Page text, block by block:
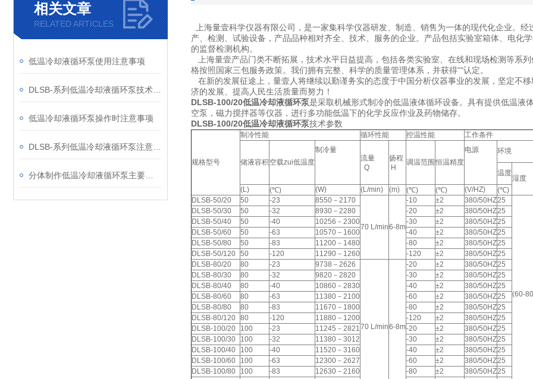
相关文章
RELATED ARTICLES
低温冷却液循环泵使用注意事项
低温冷却液循环泵操作时注意事项
上海量壹科学仪器有限公司，是一家集科学仪器研发、制造、销售为一体的现代化企业。
产、检测、试验设备，产品品种相对齐全、技术、服务的企业。产品包括实验室箱体、电化
的监督检测机构。
上海量壹产品门类不断拓展，技术水平日益提高，包括各类实验室、在线和现场检测等系
格按照国家三包服务政策。我们拥有完整、科学的质量管理体系，并获得“"认定。
在新的发展征途上，量壹人将继续以勤谨务实的态度于中国分析仪器事业的发展，坚定不
济的发展、提高人民生活质量而努力！
DLSB-100/20低温冷却液循环泵是采取机械形式制冷的低温液体循环设备。具有提供低温液
空泵，磁力搅拌器等仪器，进行多功能低温下的化学反应作业及药物储存。
DLSB-100/20低温冷却液循环泵技术参数
规格型号
制冷性能 循环性能 控温性能 工作条件
储液容积 空载zui低温度
制冷量
流量
Q
扬程
H
调温范围恒温精度
电源 环境
温度
湿度
(L)
(℃) (W) (L/min) (m) (℃) (℃) (V/HZ) (℃)
DLSB-50/20
50 -23 8550－2170
70 L/min6-8m
-10 ±2 380/50HZ25
(60-
DLSB-50/30
50 -32 8930－2280 -20 ±2 380/50HZ25
DLSB-50/40
50 -40 10256－2300 -30 ±2 380/50HZ25
DLSB-50/60
50 -63 10570－1600 -40 ±2 380/50HZ25
DLSB-50/80
50 -83 11200－1480 -80 ±2 380/50HZ25
DLSB-50/120 50 -120 11290－1260 -120 ±2 380/50HZ25
DLSB-80/20
80 -23 9738－2626
70 L/min6-8m
-20 ±2 380/50HZ25
DLSB-80/30
80 -32 9820－2820 -30 ±2 380/50HZ25
DLSB-80/40
80 -40 10860－2830 -40 ±2 380/50HZ25
DLSB-80/60
80 -63 11380－2100 -60 ±2 380/50HZ25
DLSB-80/80
80 -83 11670－1800 -80 ±2 380/50HZ25
DLSB-80/120 80 -120 11880－1200 -120 ±2 380/50HZ25
DLSB-100/20
100 -23 11245－2821 -20 ±2 380/50HZ25
DLSB-100/30
100 -32 11380－3012 -30 ±2 380/50HZ25
DLSB-100/40
100 -40 11520－3160 -40 ±2 380/50HZ25
DLSB-100/60
100 -63 12300－2627 -60 ±2 380/50HZ25
DLSB-100/80
100 -83 12630－2160 -80 ±2 380/50HZ25